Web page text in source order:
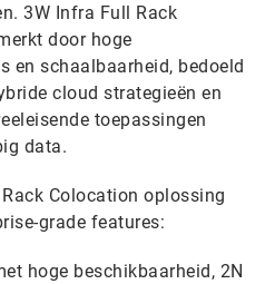
3W Infra Full Rack
door hoge
en schaalbaarheid, bedoeld
cloud strategieën en
toepassingen
data.
Colocation oplossing
grade features:
hoge beschikbaarheid, 2N